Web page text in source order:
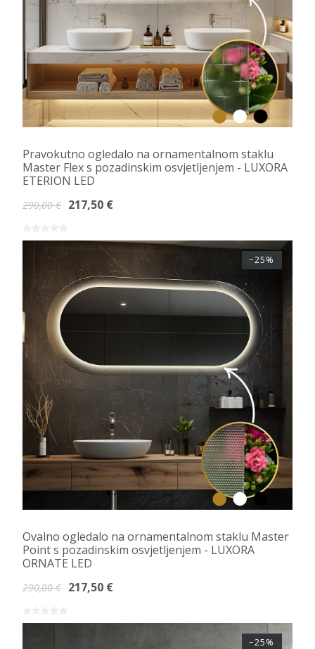
Pravokutno ogledalo na ornamentalnom staklu
Master Flex s pozadinskim osvjetljenjem - LUXORA
ETERION LED
290,00 € 217,50 €
Ovalno ogledalo na ornamentalnom staklu Master
Point s pozadinskim osvjetljenjem - LUXORA
ORNATE LED
290,00 € 217,50 €
−25%
−25%